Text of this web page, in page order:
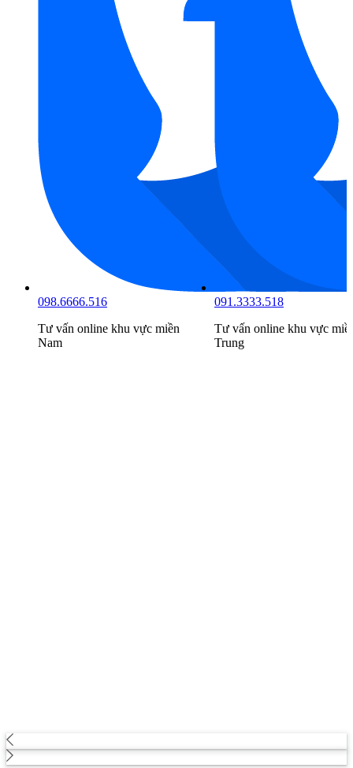
098.6666.516
Tư vấn online khu vực miền
Nam
091.3333.518
Tư vấn online khu vực
Trung